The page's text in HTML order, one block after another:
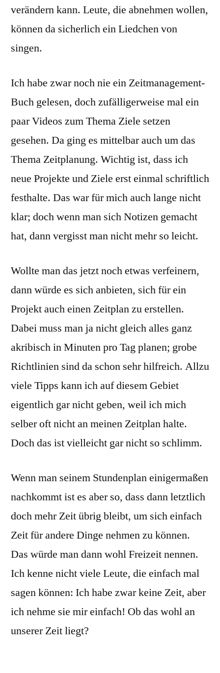
verändern kann. Leute, die abnehmen wollen,
können da sicherlich ein Liedchen von
singen.
Ich habe zwar noch nie ein Zeitmanagement-
Buch gelesen, doch zufälligerweise mal ein
paar Videos zum Thema Ziele setzen
gesehen. Da ging es mittelbar auch um das
Thema Zeitplanung. Wichtig ist, dass ich
neue Projekte und Ziele erst einmal schriftlich
festhalte. Das war für mich auch lange nicht
klar; doch wenn man sich Notizen gemacht
hat, dann vergisst man nicht mehr so leicht.
Wollte man das jetzt noch etwas verfeinern,
dann würde es sich anbieten, sich für ein
Projekt auch einen Zeitplan zu erstellen.
Dabei muss man ja nicht gleich alles ganz
akribisch in Minuten pro Tag planen; grobe
Richtlinien sind da schon sehr hilfreich. Allzu
viele Tipps kann ich auf diesem Gebiet
eigentlich gar nicht geben, weil ich mich
selber oft nicht an meinen Zeitplan halte.
Doch das ist vielleicht gar nicht so schlimm.
Wenn man seinem Stundenplan einigermaßen
nachkommt ist es aber so, dass dann letztlich
doch mehr Zeit übrig bleibt, um sich einfach
Zeit für andere Dinge nehmen zu können.
Das würde man dann wohl Freizeit nennen.
Ich kenne nicht viele Leute, die einfach mal
sagen können: Ich habe zwar keine Zeit, aber
ich nehme sie mir einfach! Ob das wohl an
unserer Zeit liegt?